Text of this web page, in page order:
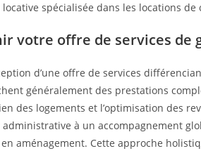
spécialisée dans les locations de
votre offre de services de
d’une offre de services
généralement des prestations
des logements et l’optimisation des
administrative à un accompagnement
aménagement. Cette approche